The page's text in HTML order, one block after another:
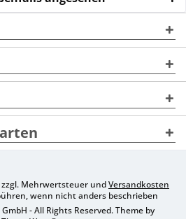
Mehrwertsteuer undVersandkosten
wenn nicht anders beschrieben
- All Rights Reserved. Theme by